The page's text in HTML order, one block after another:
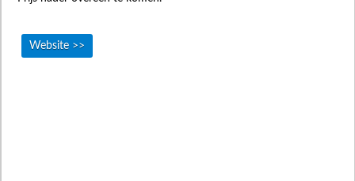
Website >>